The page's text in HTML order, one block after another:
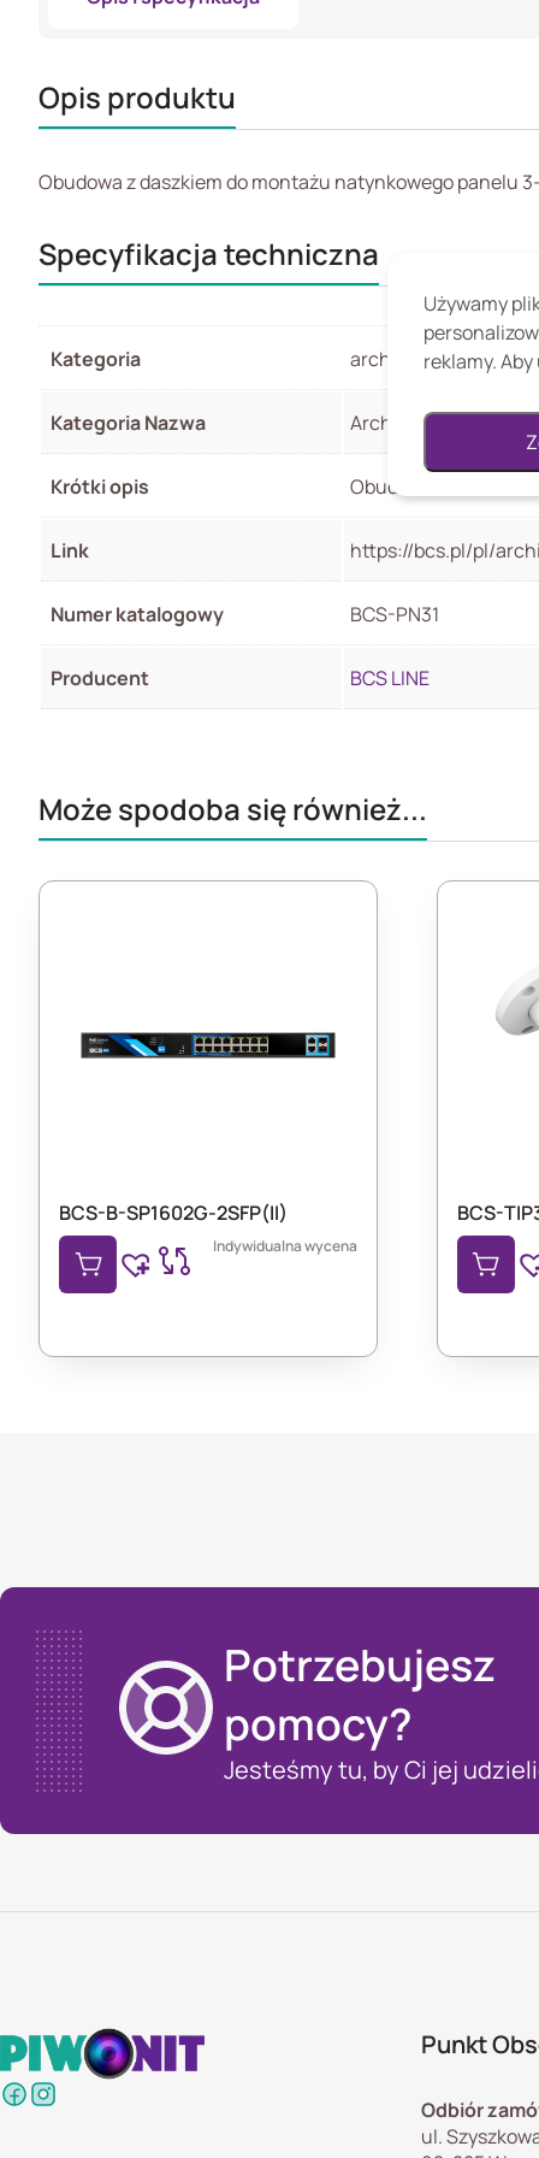
Opis produktu
Obudowa z daszkiem do montażu natynkowego panelu
Specyfikacja techniczna
Kategoria archiwum
Kategoria Nazwa Archiwum
Krótki opis Obudowa z
Link https://bcs.pl/pl/
Numer katalogowy BCS-PN31
Producent BCS LINE
Może spodoba się również...
BCS-B-SP1602G-2SFP(II)
Indywidualna wycena
BCS-
Potrzebujesz
pomocy?
Jesteśmy tu, by Ci jej
Punkt
Odbiór
ul.
Używamy
reklamy.